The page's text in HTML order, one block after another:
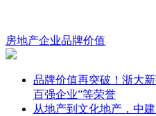
房地产企业品牌价值
品牌价值再突破！浙大
百强企业”等荣誉
从地产到文化地产，中